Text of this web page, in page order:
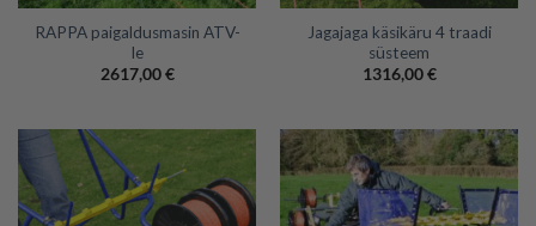
RAPPA paigaldusmasin ATV-
le
2617,00€
Jagajaga käsikäru 4 traadi
süsteem
1316,00€